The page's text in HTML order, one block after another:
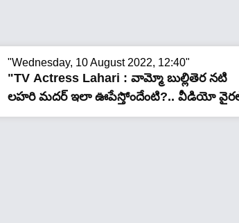
"Wednesday, 10 August 2022, 12:40"
"TV Actress Lahari : వామ్మో బుల్లితెర నటి
లహరి మదర్ ఇలా ఊపేస్తోందేంటి?.. వీడియో